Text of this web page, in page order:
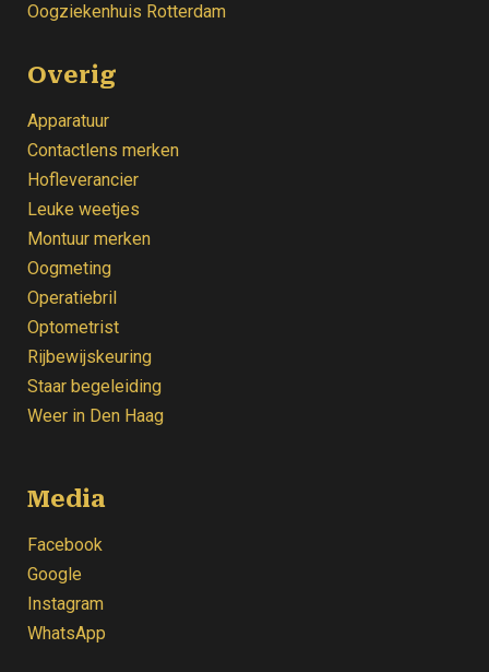
Oogziekenhuis Rotterdam
Overig
Apparatuur
Contactlens merken
Hofleverancier
Leuke weetjes
Montuur merken
Oogmeting
Operatiebril
Optometrist
Rijbewijskeuring
Staar begeleiding
Weer in Den Haag
Media
Facebook
Google
Instagram
WhatsApp